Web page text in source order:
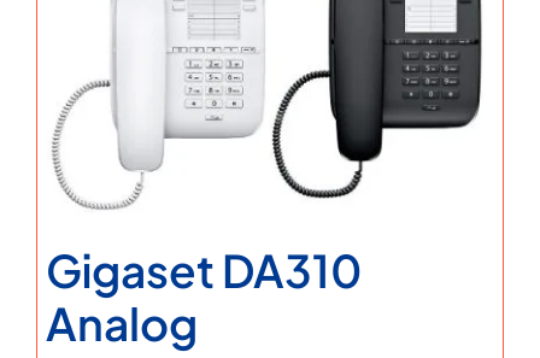
Gigaset DA310
Analog